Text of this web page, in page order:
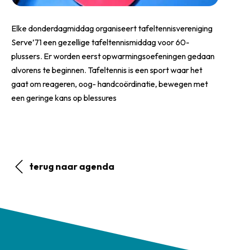
Elke donderdagmiddag organiseert tafeltennisvereniging
Serve’71 een gezellige tafeltennismiddag voor 60-
plussers. Er worden eerst opwarmingsoefeningen gedaan
alvorens te beginnen. Tafeltennis is een sport waar het
gaat om reageren, oog- handcoördinatie, bewegen met
een geringe kans op blessures
terug naar agenda